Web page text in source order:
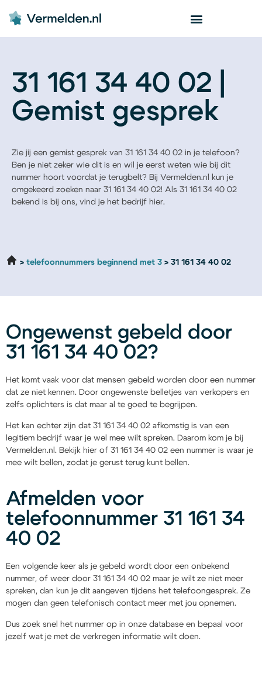
31 161 34 40 02 |
Gemist gesprek
Zie jij een gemist gesprek van 31 161 34 40 02 in je telefoon?
Ben je niet zeker wie dit is en wil je eerst weten wie bij dit
nummer hoort voordat je terugbelt? Bij Vermelden.nl kun je
omgekeerd zoeken naar 31 161 34 40 02! Als 31 161 34 40 02
bekend is bij ons, vind je het bedrijf hier.
telefoonnummers beginnend met 3 31 161 34 40 02
Ongewenst gebeld door
31 161 34 40 02?
Het komt vaak voor dat mensen gebeld worden door een nummer
dat ze niet kennen. Door ongewenste belletjes van verkopers en
zelfs oplichters is dat maar al te goed te begrijpen.
Het kan echter zijn dat 31 161 34 40 02 afkomstig is van een
legitiem bedrijf waar je wel mee wilt spreken. Daarom kom je bij
Vermelden.nl. Bekijk hier of 31 161 34 40 02 een nummer is waar je
mee wilt bellen, zodat je gerust terug kunt bellen.
Afmelden voor
telefoonnummer 31 161 34
40 02
Een volgende keer als je gebeld wordt door een onbekend
nummer, of weer door 31 161 34 40 02 maar je wilt ze niet meer
spreken, dan kun je dit aangeven tijdens het telefoongesprek. Ze
mogen dan geen telefonisch contact meer met jou opnemen.
Dus zoek snel het nummer op in onze database en bepaal voor
jezelf wat je met de verkregen informatie wilt doen.